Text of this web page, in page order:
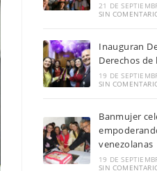
21 DE
SIN
Inauguran
Derechos de
19 DE
SIN
Banmujer
venezolanas
19 DE
SIN